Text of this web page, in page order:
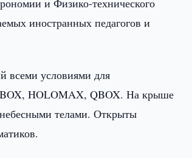
и Физико-технического
иностранных педагогов и
всеми условиями для
BOX, HOLOMAX, QBOX. На крыше
небесными телами. Открыты